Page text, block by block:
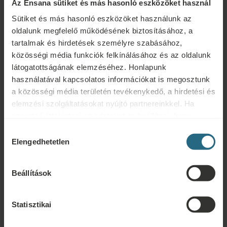
Az Ensana sütiket és más hasonló eszközöket használ
Sütiket és más hasonló eszközöket használunk az
oldalunk megfelelő működésének biztosításához, a
tartalmak és hirdetések személyre szabásához,
közösségi média funkciók felkínálásához és az oldalunk
látogatottságának elemzéséhez. Honlapunk
használatával kapcsolatos információkat is megosztunk
a közösségi média területén tevékenykedő, a hirdetési és
elemzési szolgáltatásokat nyújtó partnereinkkel. Ha
eszközöket, kérjük, folytassa a "Részletek" gombra
kattintva.
kiválasztása
Elengedhetetlen
Beállítások
Statisztikai
Érintett terület
Kezelés
Kezelés típusa
Természeti erőforrás
Fizikoterápia